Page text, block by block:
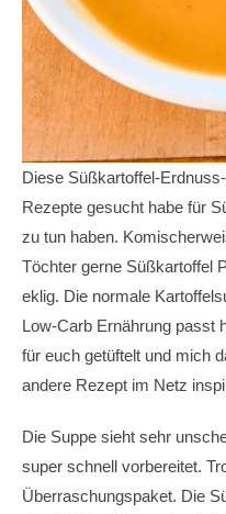
Diese Süßkartoffel-
Rezepte gesucht habe für
zu tun haben.
Töchter gerne Süßkartoffel
eklig. Die normale
Low-Carb Ernährung passt
für euch getüftelt und mich
andere Rezept im Netz
Die Suppe sieht sehr
super schnell vorbereitet.
Überraschungspaket. Die